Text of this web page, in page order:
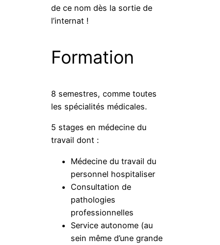
de ce nom dès la sortie de
l’internat !
Formation
8 semestres, comme toutes
les spécialités médicales.
5 stages en médecine du
travail dont :
Médecine du travail du
personnel hospitaliser
Consultation de
pathologies
professionnelles
Service autonome (au
sein même d’une grande